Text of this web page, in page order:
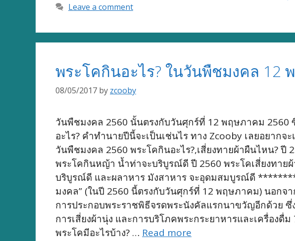
Leave a comment
พระโคกินอะไร? ในวันพืชมงคล 12
08/05/2017 by zcooby
วันพืชมงคล 2560 นั้นตรงกับวันศุกร์ที่ 12 พฤษภาคม 2560
อะไร? คำทำนายปีนี้จะเป็นเช่นไร ทาง Zcooby เลยอยา
วันพืชมงคล 2560 พระโคกินอะไร?,เสี่ยงทายผ้าผืนไหน?
พระโคกินหญ้า น้ำท่าจะบริบูรณ์ดี ปี 2560 พระโคเสี่ยงทา
บริบูรณ์ดี และผลาหาร มังสาหาร จะอุดมสมบูรณ์ดี
มงคล” (ในปี 2560 นี้ตรงกับวันศุกร์ที่ 12 พฤษภาคม) นอก
การประกอบพระราชพิธีจรดพระนังคัลแรกนาขวัญอีกด้วย
การเสี่ยงผ้านุ่ง และการบริโภคพระกระยาหารและเครื่องดื่
พระโคมีอะไรบ้าง? … Read more